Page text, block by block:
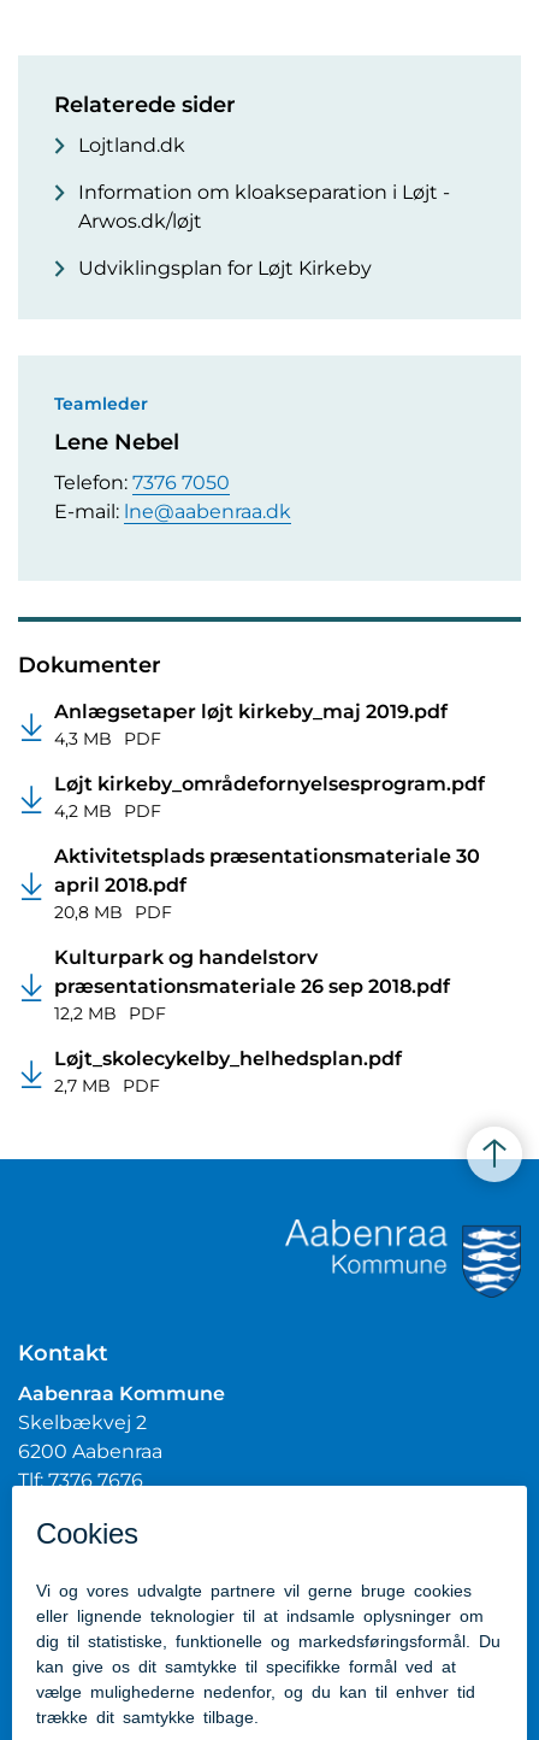
Relaterede sider
Lojtland.dk
Information om kloakseparation i Løjt -
Arwos.dk/løjt
Udviklingsplan for Løjt Kirkeby
Teamleder
Lene Nebel
Telefon: 7376 7050
E-mail: lne@aabenraa.dk
Dokumenter
Anlægsetaper løjt kirkeby_maj 2019.pdf
4,3 MB PDF
Løjt kirkeby_områdefornyelsesprogram.pdf
4,2 MB PDF
Aktivitetsplads præsentationsmateriale 30
april 2018.pdf
20,8 MB PDF
Kulturpark og handelstorv
præsentationsmateriale 26 sep 2018.pdf
12,2 MB PDF
Løjt_skolecykelby_helhedsplan.pdf
2,7 MB PDF
Kontakt
Aabenraa Kommune
Skelbækvej 2
6200 Aabenraa
Tlf: 7376 7676
CVR.nr.: 29189854
Genveje
Kontakt kommunen
Presserum
Tilgængelighedserklæring